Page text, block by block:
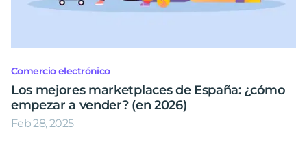
Comercio electrónico
Los mejores marketplaces de España: ¿cómo
empezar a vender? (en 2026)
Feb 28, 2025